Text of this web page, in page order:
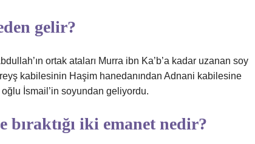
gelir?
ortak ataları Murra ibn Ka’b’a kadar uzanan soy
kabilesinin Haşim hanedanından Adnani kabilesine
İsmail’in soyundan geliyordu.
bıraktığı iki emanet nedir?